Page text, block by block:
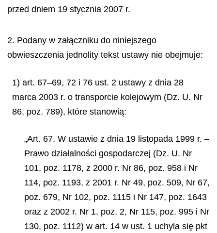
przed dniem 19 stycznia 2007 r.
2. Podany w załączniku do niniejszego
obwieszczenia jednolity tekst ustawy nie obejmuje:
1) art. 67–69, 72 i 76 ust. 2 ustawy z dnia 28
marca 2003 r. o transporcie kolejowym (Dz. U. Nr
86, poz. 789), które stanowią:
„Art. 67. W ustawie z dnia 19 listopada 1999 r. –
Prawo działalności gospodarczej (Dz. U. Nr
101, poz. 1178, z 2000 r. Nr 86, poz. 958 i Nr
114, poz. 1193, z 2001 r. Nr 49, poz. 509, Nr 67,
poz. 679, Nr 102, poz. 1115 i Nr 147, poz. 1643
oraz z 2002 r. Nr 1, poz. 2, Nr 115, poz. 995 i Nr
130, poz. 1112) w art. 14 w ust. 1 uchyla się pkt